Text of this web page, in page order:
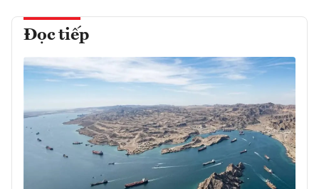
Đọc tiếp